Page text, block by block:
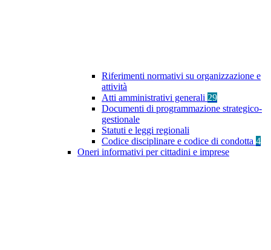
Riferimenti normativi su organizzazione e
attività
Atti amministrativi generali 29
Documenti di programmazione strategico-
gestionale
Statuti e leggi regionali
Codice disciplinare e codice di condotta 4
Oneri informativi per cittadini e imprese